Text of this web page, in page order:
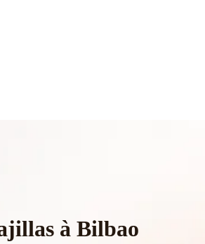
à Bilbao